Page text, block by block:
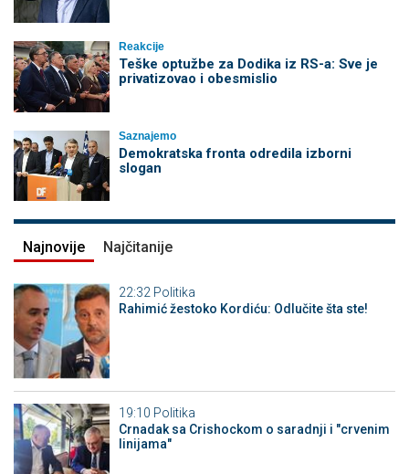
Reakcije
Teške optužbe za Dodika iz RS-a: Sve je
privatizovao i obesmislio
Saznajemo
Demokratska fronta odredila izborni
slogan
Najnovije Najčitanije
22:32 Politika
Rahimić žestoko Kordiću: Odlučite šta ste!
19:10 Politika
Crnadak sa Crishockom o saradnji i "crvenim
linijama"